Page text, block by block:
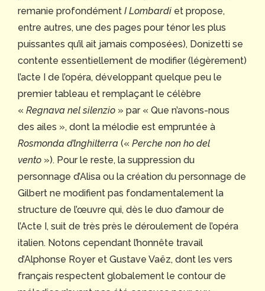
remanie profondément I Lombardi et propose,
entre autres, une des pages pour ténor les plus
puissantes qu’il ait jamais composées), Donizetti se
contente essentiellement de modifier (légèrement)
l’acte I de l’opéra, développant quelque peu le
premier tableau et remplaçant le célèbre
« Regnava nel silenzio » par « Que n’avons-nous
des ailes », dont la mélodie est empruntée à
Rosmonda d’lnghilterra (« Perche non ho del
vento »). Pour le reste, la suppression du
personnage d’Alisa ou la création du personnage de
Gilbert ne modifient pas fondamentalement la
structure de l’œuvre qui, dès le duo d’amour de
l’Acte I, suit de très près le déroulement de l’opéra
italien. Notons cependant l’honnête travail
d’Alphonse Royer et Gustave Vaëz, dont les vers
français respectent globalement le contour de